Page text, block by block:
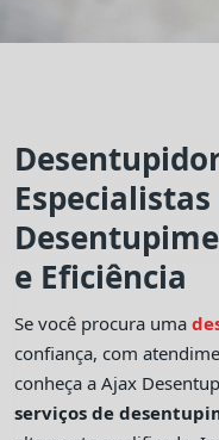
Especialistas
e Eficiência
Se você procura uma
confiança, com
conheça a Ajax
serviços de